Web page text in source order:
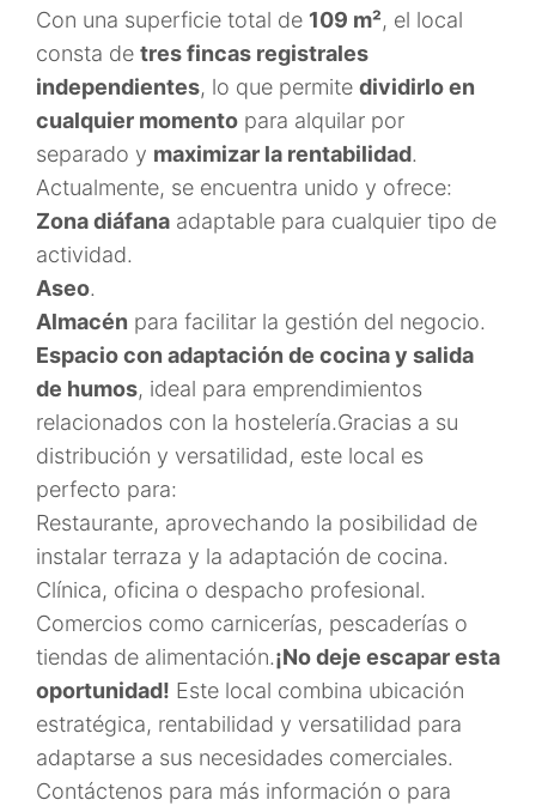
Con una superficie total de 109 m², el local
consta de tres fincas registrales
independientes, lo que permite dividirlo en
cualquier momento para alquilar por
separado y maximizar la rentabilidad.
Actualmente, se encuentra unido y ofrece:
Zona diáfana adaptable para cualquier tipo de
actividad.
Aseo.
Almacén para facilitar la gestión del negocio.
Espacio con adaptación de cocina y salida
de humos, ideal para emprendimientos
relacionados con la hostelería.Gracias a su
distribución y versatilidad, este local es
perfecto para:
Restaurante, aprovechando la posibilidad de
instalar terraza y la adaptación de cocina.
Clínica, oficina o despacho profesional.
Comercios como carnicerías, pescaderías o
tiendas de alimentación.¡No deje escapar esta
oportunidad! Este local combina ubicación
estratégica, rentabilidad y versatilidad para
adaptarse a sus necesidades comerciales.
Contáctenos para más información o para